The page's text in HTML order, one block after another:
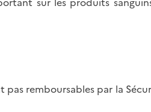
pas remboursables par la